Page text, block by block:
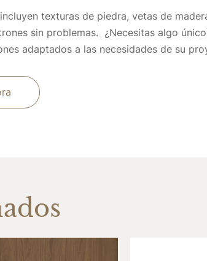
texturas de piedra, vetas de
sin problemas. ¿Necesitas algo
adaptados a las necesidades de su